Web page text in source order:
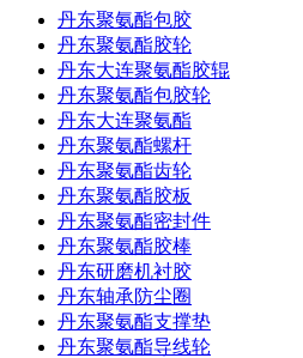
丹东聚氨酯包胶
丹东聚氨酯胶轮
丹东大连聚氨酯胶辊
丹东聚氨酯包胶轮
丹东大连聚氨酯
丹东聚氨酯螺杆
丹东聚氨酯齿轮
丹东聚氨酯胶板
丹东聚氨酯密封件
丹东聚氨酯胶棒
丹东研磨机衬胶
丹东轴承防尘圈
丹东聚氨酯支撑垫
丹东聚氨酯导线轮